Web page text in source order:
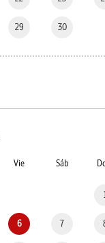
29 30
Vie Sáb
6 7